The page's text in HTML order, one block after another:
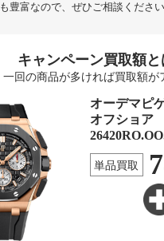
も豊富なので、ぜひご相談ください
キャンペーン買取額と
一回の商品が多ければ買取額が
オーデマピ
オフショア
単品買取